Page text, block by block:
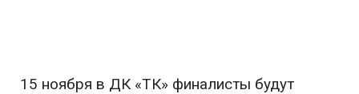
15 ноября в ДК «ТК» финалисты будут